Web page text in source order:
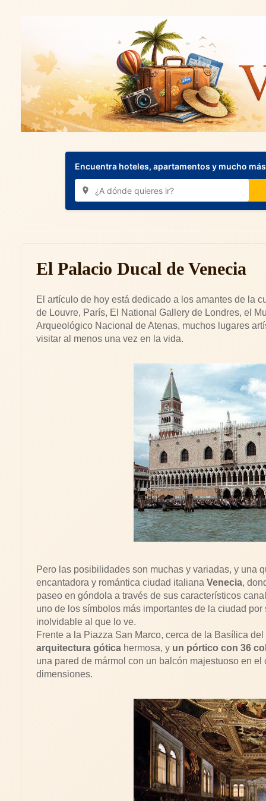
Encuentra hoteles, apartamentos y mucho
El Palacio Ducal de Venecia
El artículo de hoy está dedicado a los amantes de la
de Louvre, París, El National Gallery de Londres, el
Arqueológico Nacional de Atenas, muchos lugares
visitar al menos una vez en la vida.
Pero las posibilidades son muchas y variadas, y una
encantadora y romántica ciudad italiana Venecia,
paseo en góndola a través de sus característicos
uno de los símbolos más importantes de la ciudad
inolvidable al que lo ve.
Frente a la Piazza San Marco, cerca de la Basílica
arquitectura gótica hermosa, y un pórtico con 36
una pared de mármol con un balcón majestuoso en
dimensiones.